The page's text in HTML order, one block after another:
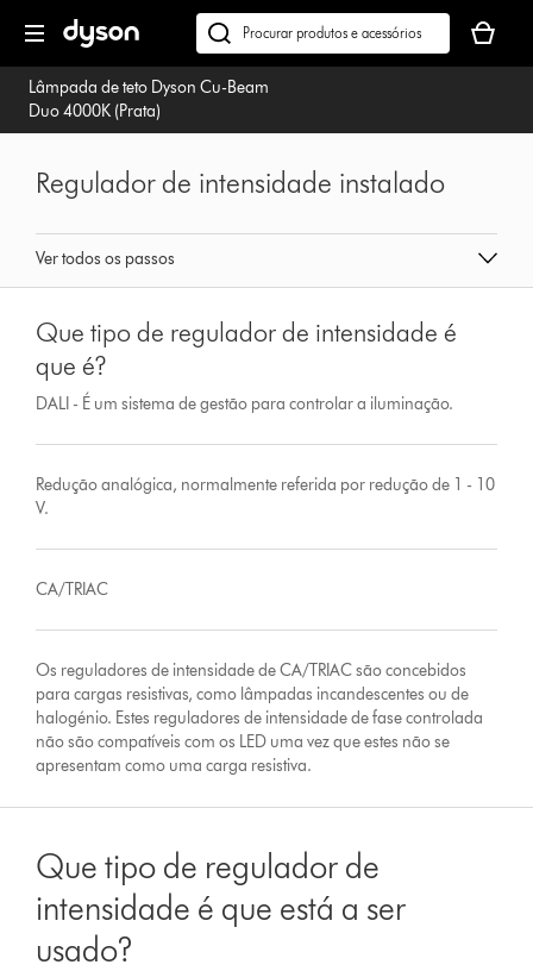
seguinte
Pesquisar
em
dyson.pt
seu
cesto
Lâmpada de teto Dyson Cu-Beam
Duo 4000K (Prata)
Ver todos os passos
Regulador de intensidade instalado
Que tipo de regulador de intensidade é
que é?
DALI - É um sistema de gestão para controlar a iluminação.
Redução analógica, normalmente referida por redução de 1 - 10
V.
CA/TRIAC
Os reguladores de intensidade de CA/TRIAC são concebidos
para cargas resistivas, como lâmpadas incandescentes ou de
halogénio. Estes reguladores de intensidade de fase controlada
não são compatíveis com os LED uma vez que estes não se
apresentam como uma carga resistiva.
Que tipo de regulador de
intensidade é que está a ser
usado?